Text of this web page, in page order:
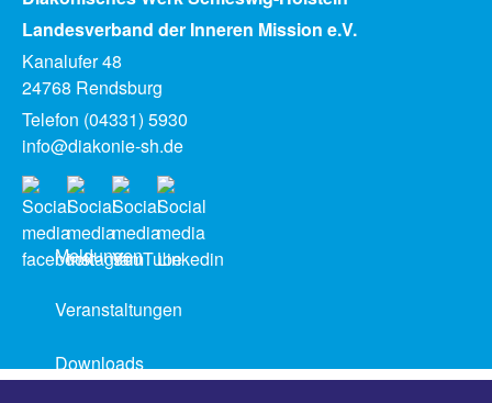
Landesverband der Inneren Mission e.V.
Kanalufer 48
24768 Rendsburg
Telefon (04331) 5930
info@diakonie-sh.de
Meldungen
Veranstaltungen
Downloads